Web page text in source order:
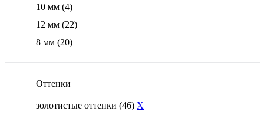
10 мм (4)
12 мм (22)
8 мм (20)
Оттенки
золотистые оттенки (46) X